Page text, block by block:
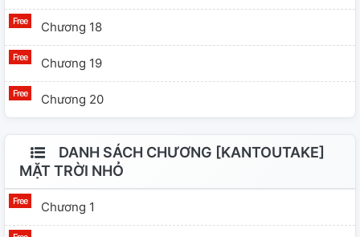
Chương 18
Chương 19
Chương 20
DANH SÁCH CHƯƠNG [KANTOUTAKE]
MẶT TRỜI NHỎ
Chương 1